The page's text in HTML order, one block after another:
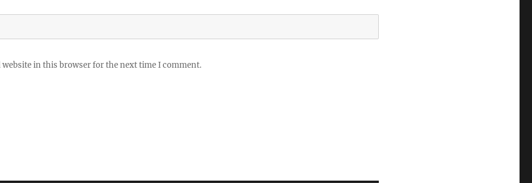
website in this browser for the next time I comment.